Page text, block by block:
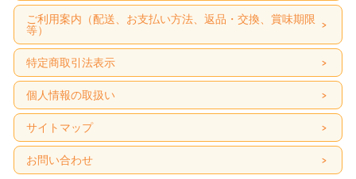
ご利用案内（配送、お支払い方法、返品・交換、賞味期限
等）
特定商取引法表示
個人情報の取扱い
サイトマップ
お問い合わせ